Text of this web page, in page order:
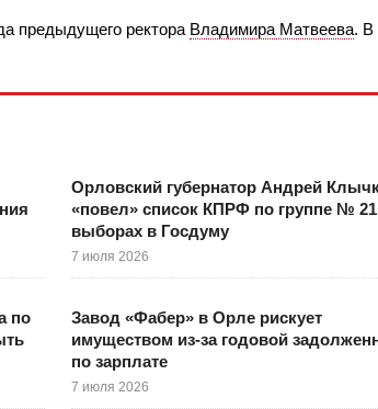
предыдущего ректора Владимира Матвеева. В
Орловский губернатор Андрей
«повел» список КПРФ по группе №
выборах в Госдуму
7 июля 2026
по
Завод «Фабер» в Орле рискует
имуществом из-за годовой
по зарплате
7 июля 2026